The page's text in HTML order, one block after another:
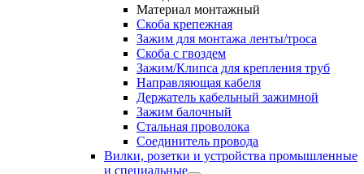
Материал монтажный
Скоба крепежная
Зажим для монтажа ленты/троса
Скоба с гвоздем
Зажим/Клипса для крепления труб
Направляющая кабеля
Держатель кабельный зажимной
Зажим балочный
Стальная проволока
Соединитель провода
Вилки, розетки и устройства промышленные
и специальные